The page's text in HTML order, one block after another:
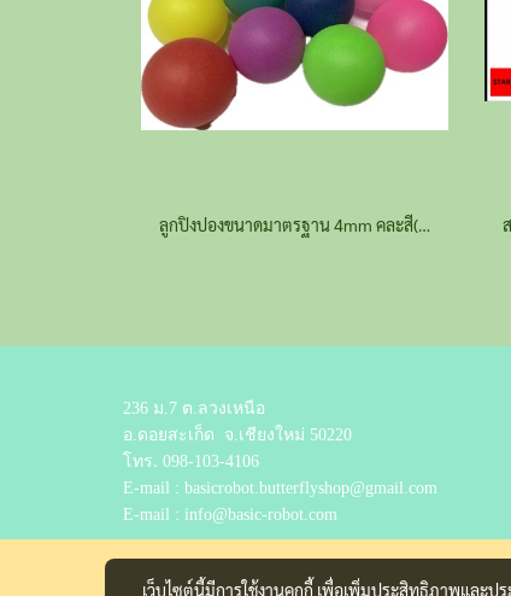
ลูกปิงปองขนาดมาตรฐาน 4mm คละสี(สั่งจำนวนมากทักไลน์ร้าน)
236 ม.7 ต.ลวงเหนือ
อ.ดอยสะเก็ด จ.เชียงใหม่ 50220
โทร. 098-103-4106
E-mail : basicrobot.butterflyshop@gmail.com
E-mail : info@basic-robot.com
เว็บไซต์นี้มีการใช้งานคุกกี้ เพื่อเพิ่มประสิทธิภาพและป